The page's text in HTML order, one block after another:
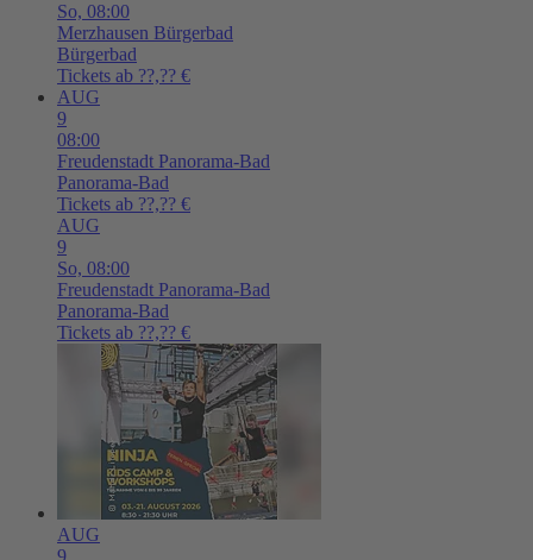
So, 08:00
Merzhausen Bürgerbad
Bürgerbad
Tickets ab ??,?? €
AUG
9
08:00
Freudenstadt Panorama-Bad
Panorama-Bad
Tickets ab ??,?? €
AUG
9
So, 08:00
Freudenstadt Panorama-Bad
Panorama-Bad
Tickets ab ??,?? €
AUG
9